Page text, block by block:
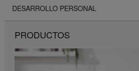
DESARROLLO PERSONAL
PRODUCTOS